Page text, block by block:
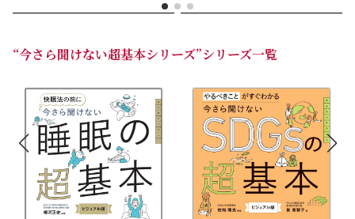
“今さら聞けない超基本シリーズ”シリーズ一覧